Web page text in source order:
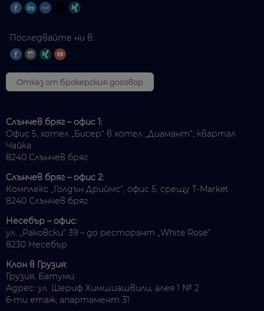
Последвайте ни в:
Отказ от брокерския договор
Слънчев бряг – офис 1:
Офис 5, хотел „Бисер“ в хотел „Диамант“, квартал
Чайка
8240 Слънчев бряг
Слънчев бряг – офис 2:
Комплекс „Голдън Дриймс“, офис 5, срещу T-Market
8240 Слънчев бряг
Несебър – офис:
ул. „Раковски“ 39 – до ресторант „White Rose“
8230 Несебър
Клон в Грузия:
Грузия, Батуми
Адрес: ул. Шериф Химшиашвили, алея 1 № 2
6-ти етаж, апартамент 31